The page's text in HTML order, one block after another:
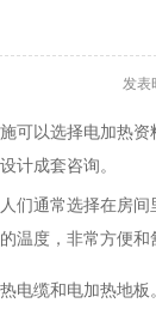
发表
可以选择电加热
计成套咨询。
们通常选择在房
温度，非常方便和
电缆和电加热地